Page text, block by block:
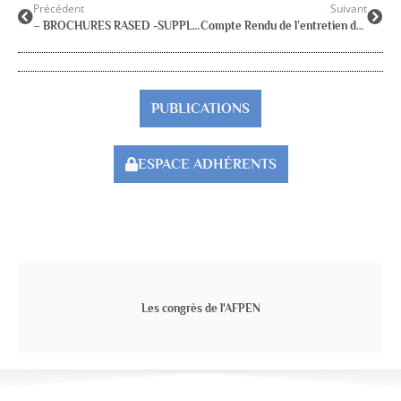
Précédent
– BROCHURES RASED -SUPPLEMENT au Guide des Parents-
Suivant
Compte Rendu de l’entretien de l’AFPEN au ministère de l’Education Nationale
PUBLICATIONS
ESPACE ADHÉRENTS
Les congrès de l'AFPEN